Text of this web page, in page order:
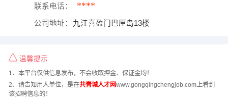
联系电话： ****
公司地址： 九江喜盈门巴厘岛13楼
温馨提示
1、本平台仅供信息发布，不会收取押金、保证金均！
2、请告知用人单位，是在共青城人才网www.gongqingchengjob.com上看到
该招聘信息的！